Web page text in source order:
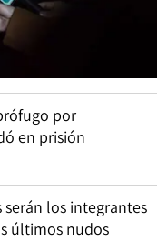
por
en prisión
los integrantes
últimos nudos